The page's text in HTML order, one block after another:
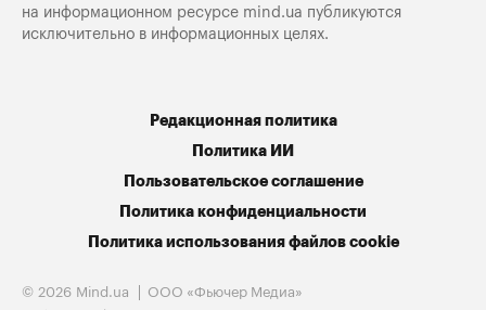
на информационном ресурсе mind.ua публикуются
исключительно в информационных целях.
Редакционная политика
Политика ИИ
Пользовательское соглашение
Политика конфиденциальности
Политика использования файлов cookie
© 2026 Mind.ua
ООО «Фьючер Медиа»